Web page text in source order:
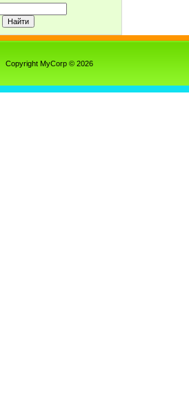
Copyright MyCorp © 2026